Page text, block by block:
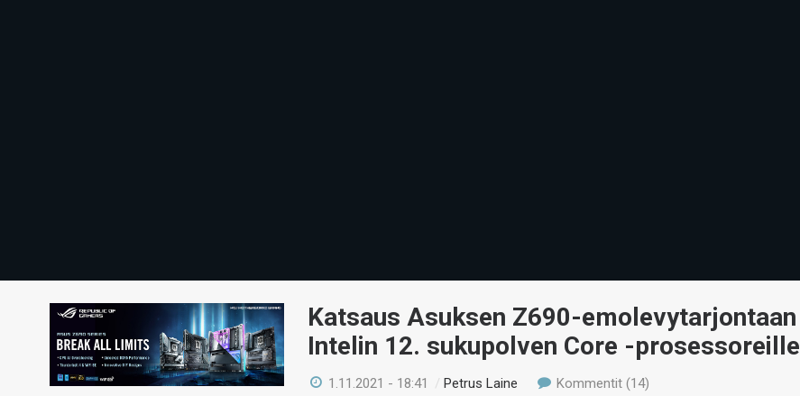
Katsaus Asuksen Z690-emolevytarjontaan
Intelin 12. sukupolven Core -prosessoreille
1.11.2021 - 18:41 /Petrus Laine Kommentit (14)